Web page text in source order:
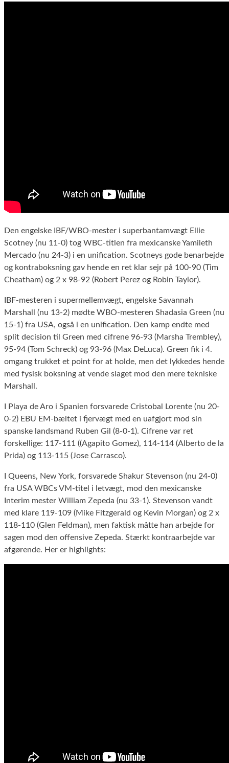
Den engelske IBF/WBO-mester i superbantamvægt Ellie
Scotney (nu 11-0) tog WBC-titlen fra mexicanske Yamileth
Mercado (nu 24-3) i en unification. Scotneys gode benarbejde
og kontraboksning gav hende en ret klar sejr på 100-90 (Tim
Cheatham) og 2 x 98-92 (Robert Perez og Robin Taylor).
IBF-mesteren i supermellemvægt, engelske Savannah
Marshall (nu 13-2) mødte WBO-mesteren Shadasia Green (nu
15-1) fra USA, også i en unification. Den kamp endte med
split decision til Green med cifrene 96-93 (Marsha Trembley),
95-94 (Tom Schreck) og 93-96 (Max DeLuca). Green fik i 4.
omgang trukket et point for at holde, men det lykkedes hende
med fysisk boksning at vende slaget mod den mere tekniske
Marshall.
I Playa de Aro i Spanien forsvarede Cristobal Lorente (nu 20-
0-2) EBU EM-bæltet i fjervægt med en uafgjort mod sin
spanske landsmand Ruben Gil (8-0-1). Cifrene var ret
forskellige: 117-111 ((Agapito Gomez), 114-114 (Alberto de la
Prida) og 113-115 (Jose Carrasco).
I Queens, New York, forsvarede Shakur Stevenson (nu 24-0)
fra USA WBCs VM-titel i letvægt, mod den mexicanske
Interim mester William Zepeda (nu 33-1). Stevenson vandt
med klare 119-109 (Mike Fitzgerald og Kevin Morgan) og 2 x
118-110 (Glen Feldman), men faktisk måtte han arbejde for
sagen mod den offensive Zepeda. Stærkt kontraarbejde var
afgørende. Her er highlights: